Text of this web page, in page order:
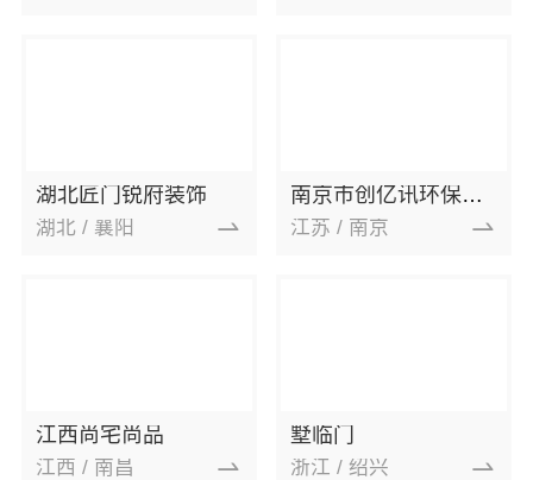
湖北匠门锐府装饰
湖北 / 襄阳
南京市创亿讯环保新材料有限公司
江苏 / 南京
江西尚宅尚品
江西 / 南昌
墅临门
浙江 / 绍兴